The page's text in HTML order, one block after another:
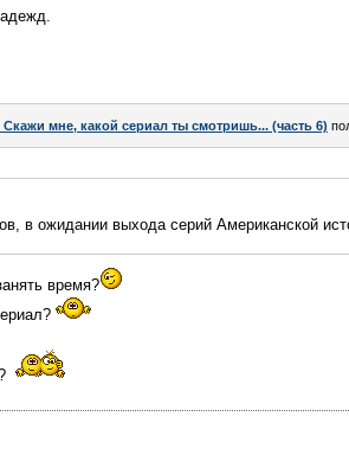
Скажи мне, какой сериал ты смотришь... (часть 6)
в ожидании выхода серий Американской
время?